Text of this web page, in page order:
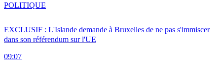
EXCLUSIF : L'Islande demande à Bruxelles de ne pas s'immiscer
dans son référendum sur l'UE
09:07
POLITIQUE